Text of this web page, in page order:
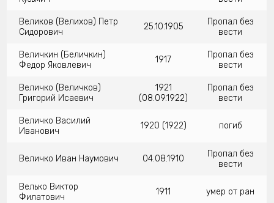
Великов (Велихов) Петр
Сидорович
25.10.1905
Пропал без
вести
Величкин (Беличкин)
Федор Яковлевич
1917
Пропал без
вести
Величко (Величков)
Григорий Исаевич
1921
(08.09.1922)
Пропал без
вести
Величко Василий
Иванович
1920 (1922) погиб
Величко Иван Наумович 04.08.1910
Пропал без
вести
Велько Виктор
Филатович
1911 умер от ран